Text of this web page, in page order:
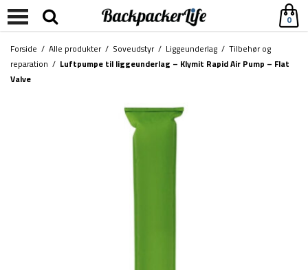
0
Forside / Alle produkter/ Soveudstyr/ Liggeunderlag / Tilbehør og
reparation / Luftpumpe til liggeunderlag – Klymit Rapid Air Pump – Flat
Valve